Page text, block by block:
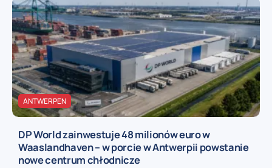
ANTWERPEN
DP World zainwestuje 48 milionów euro w
Waaslandhaven – w porcie w Antwerpii powstanie
nowe centrum chłodnicze